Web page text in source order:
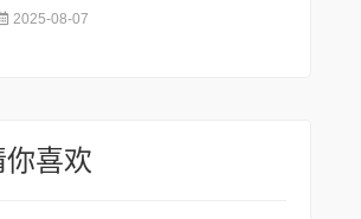
2025-08-07
你喜欢